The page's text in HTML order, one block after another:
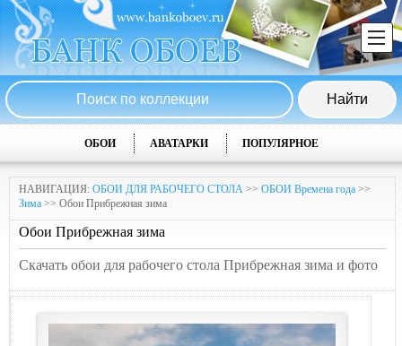
ОБОИ АВАТАРКИ ПОПУЛЯРНОЕ
НАВИГАЦИЯ: ОБОИ ДЛЯ РАБОЧЕГО СТОЛА >> ОБОИ Времена года >>
Зима >> Обои Прибрежная зима
Обои Прибрежная зима
Скачать обои для рабочего стола Прибрежная зима и фото